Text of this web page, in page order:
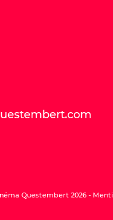
Questembert 2026 -